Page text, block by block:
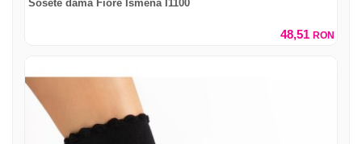
Sosete dama Fiore Ismena I1100
48,51 RON